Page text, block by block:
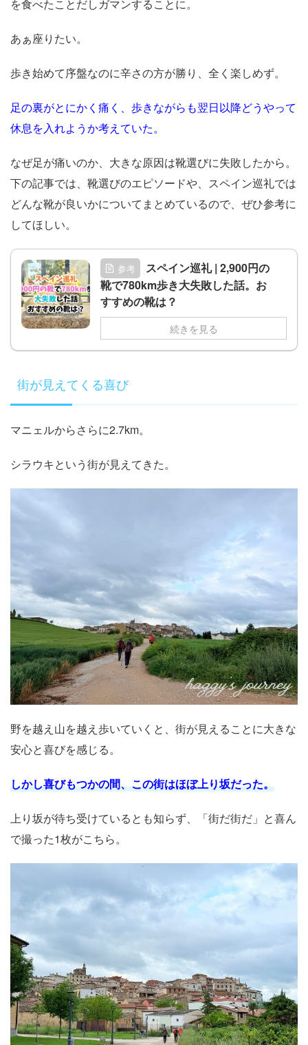
を食べたことだしガマンすることに。
あぁ座りたい。
歩き始めて序盤なのに辛さの方が勝り、全く楽しめず。
足の裏がとにかく痛く、歩きながらも翌日以降どうやって
休息を入れようか考えていた。
なぜ足が痛いのか、大きな原因は靴選びに失敗したから。
下の記事では、靴選びのエピソードや、スペイン巡礼では
どんな靴が良いかについてまとめているので、ぜひ参考に
してほしい。
参考
スペイン巡礼 | 2,900円の
靴で780km歩き大失敗した話。お
すすめの靴は？
続きを見る
街が見えてくる喜び
マニェルからさらに2.7km。
シラウキという街が見えてきた。
野を越え山を越え歩いていくと、街が見えることに大きな
安心と喜びを感じる。
しかし喜びもつかの間、この街はほぼ上り坂だった。
上り坂が待ち受けているとも知らず、「街だ街だ」と喜ん
で撮った1枚がこちら。